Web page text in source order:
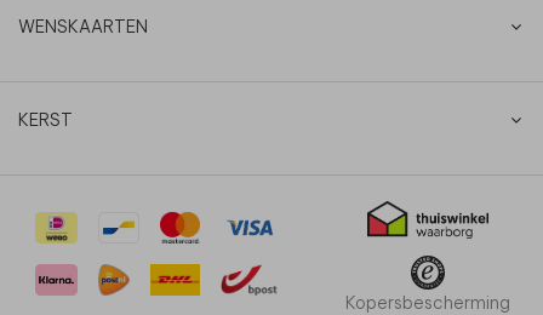
WENSKAARTEN
KERST
Kopersbescherming